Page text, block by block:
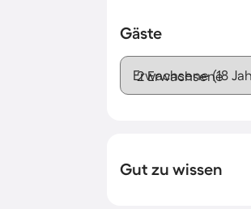
Gäste
Erwachsene (18
Gut zu wissen